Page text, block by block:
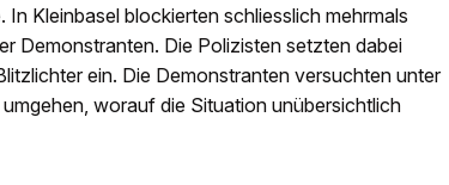
Kleinbasel blockierten schliesslich mehrmals
Demonstranten. Die Polizisten setzten dabei
ein. Die Demonstranten versuchten unter
worauf die Situation unübersichtlich